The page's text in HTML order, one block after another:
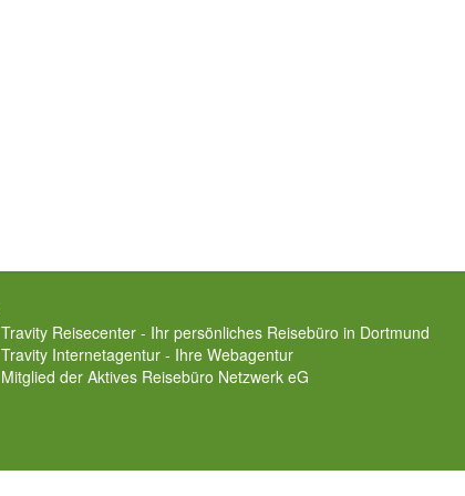
Travity Reisecenter - Ihr persönliches Reisebüro in Dortmund
Travity Internetagentur - Ihre Webagentur
Mitglied der Aktives Reisebüro Netzwerk eG